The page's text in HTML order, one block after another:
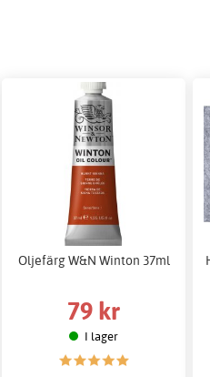
Oljefärg W&N Winton 37ml
79 kr
I lager